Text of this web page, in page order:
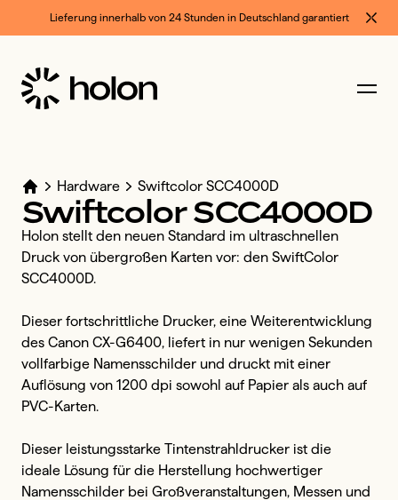
Lieferung innerhalb von 24 Stunden in Deutschland garantiert
Hardware Swiftcolor SCC4000D
Swiftcolor SCC4000D
Holon stellt den neuen Standard im ultraschnellen
Druck von übergroßen Karten vor: den SwiftColor
SCC4000D.
Dieser fortschrittliche Drucker, eine Weiterentwicklung
des Canon CX-G6400, liefert in nur wenigen Sekunden
vollfarbige Namensschilder und druckt mit einer
Auflösung von 1200 dpi sowohl auf Papier als auch auf
PVC-Karten.
Dieser leistungsstarke Tintenstrahldrucker ist die
ideale Lösung für die Herstellung hochwertiger
Namensschilder bei Großveranstaltungen, Messen und